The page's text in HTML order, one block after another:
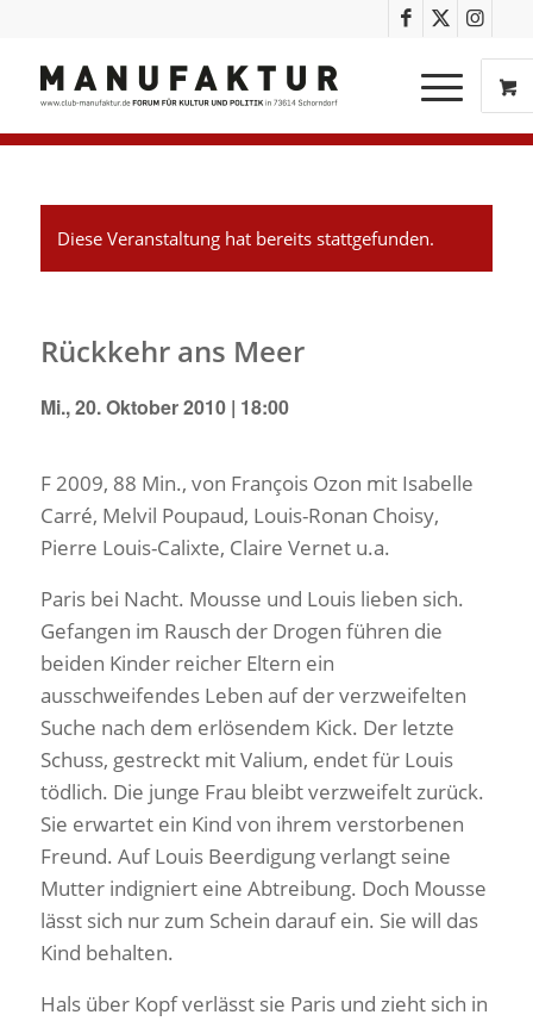
Diese Veranstaltung hat bereits stattgefunden.
Rückkehr ans Meer
Mi., 20. Oktober 2010 | 18:00
F 2009, 88 Min., von François Ozon mit Isabelle
Carré, Melvil Poupaud, Louis-Ronan Choisy,
Pierre Louis-Calixte, Claire Vernet u.a.
Paris bei Nacht. Mousse und Louis lieben sich.
Gefangen im Rausch der Drogen führen die
beiden Kinder reicher Eltern ein
ausschweifendes Leben auf der verzweifelten
Suche nach dem erlösendem Kick. Der letzte
Schuss, gestreckt mit Valium, endet für Louis
tödlich. Die junge Frau bleibt verzweifelt zurück.
Sie erwartet ein Kind von ihrem verstorbenen
Freund. Auf Louis Beerdigung verlangt seine
Mutter indigniert eine Abtreibung. Doch Mousse
lässt sich nur zum Schein darauf ein. Sie will das
Kind behalten.
Hals über Kopf verlässt sie Paris und zieht sich in